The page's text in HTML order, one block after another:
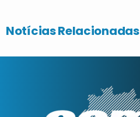
Notícias Relacionadas